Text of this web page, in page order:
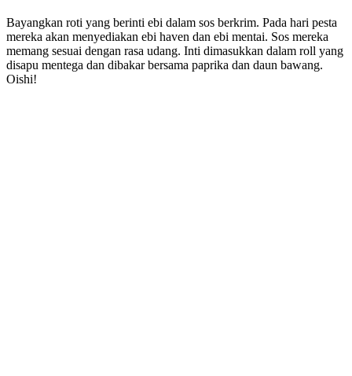
Bayangkan roti yang berinti ebi dalam sos berkrim. Pada hari pesta
mereka akan menyediakan ebi haven dan ebi mentai. Sos mereka
memang sesuai dengan rasa udang. Inti dimasukkan dalam roll yang
disapu mentega dan dibakar bersama paprika dan daun bawang.
Oishi!